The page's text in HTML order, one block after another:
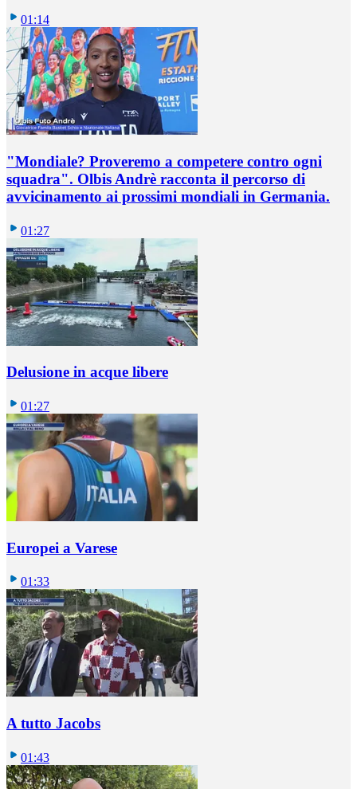
01:14
"Mondiale? Proveremo a competere contro ogni
squadra". Olbis Andrè racconta il percorso di
avvicinamento ai prossimi mondiali in Germania.
01:27
Delusione in acque libere
01:27
Europei a Varese
01:33
A tutto Jacobs
01:43